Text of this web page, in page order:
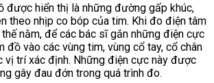
được hiển thị là những đường gấp khúc,
theo nhịp co bóp của tim. Khi đo điện tâm
nằm, để các bác sĩ gắn những điện cực
đồ vào các vùng tim, vùng cổ tay, cổ chân
vị trí xác định. Những điện cực này được
gây đau đớn trong quá trình đo.